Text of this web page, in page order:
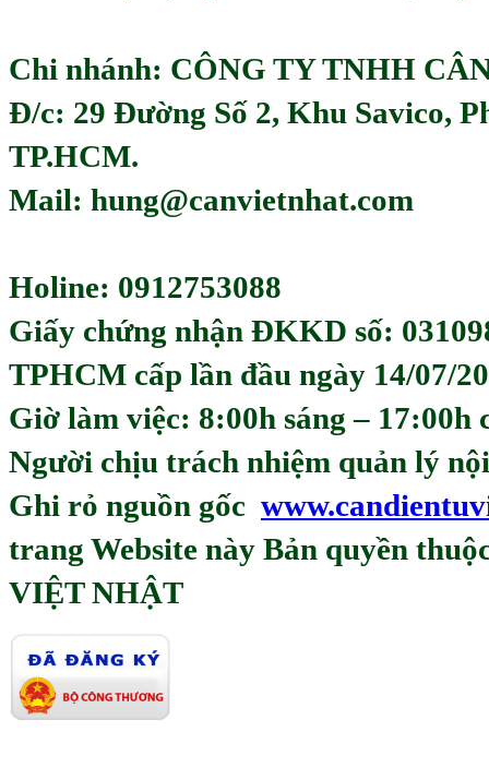
Chi nhánh: CÔNG TY TNHH
Đ/c: 29 Đường Số 2, Khu Savico,
TP.HCM.
Mail: hung@canvietnhat.com
Holine: 0912753088
Giấy chứng nhận ĐKKD số:
TPHCM cấp lần đầu ngày 14/07/
Giờ làm việc: 8:00h sáng – 17:00h
Người chịu trách nhiệm quản lý
Ghi rỏ nguồn gốc
trang Website này Bản quyền
VIỆT NHẬT